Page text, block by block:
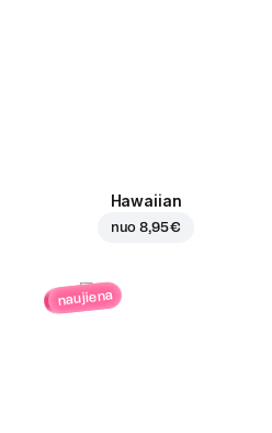
Hawaiian
nuo8,95 €
naujiena